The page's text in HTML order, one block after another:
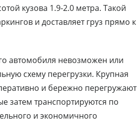
кузова 1.9-2.0 метра. Такой
и доставляет груз прямо к
автомобиля невозможен или
схему перегрузки. Крупная
и бережно перегружают
затем транспортируются по
и экономичного